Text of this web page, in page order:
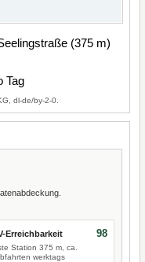
(375 m)
Tag
dl-de/by-2-0.
Erreichbarkeit
Station 375 m, ca.
werktags
98